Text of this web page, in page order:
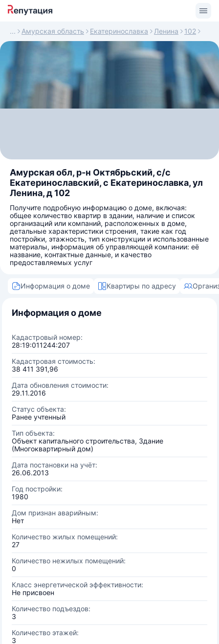
Амурская область Екатеринославка Ленина 102
Амурская обл, р-н Октябрьский, с/с
Екатеринославский, с Екатеринославка, ул
Ленина, д 102
Получите подробную информацию о доме, включая:
общее количество квартир в здании, наличие и список
организаций или компаний, расположенных в доме,
детальные характеристики строения, такие как год
постройки, этажность, тип конструкции и использованные
материалы, информация об управляющей компании: её
название, контактные данные, и качество
предоставляемых услуг
Информация о доме Квартиры по адресу
Информация о доме
Кадастровый номер:
28:19:011244:207
Кадастровая стоимость:
38 411 391,96
Дата обновления стоимости:
29.11.2016
Статус объекта:
Ранее учтенный
Тип объекта:
Объект капитального строительства, Здание
(Многоквартирный дом)
Дата постановки на учёт:
26.06.2013
Год постройки:
1980
Дом признан аварийным:
Нет
Количество жилых помещений:
27
Количество нежилых помещений:
0
Класс энергетической эффективности:
Не присвоен
Количество подъездов:
3
Количество этажей:
3